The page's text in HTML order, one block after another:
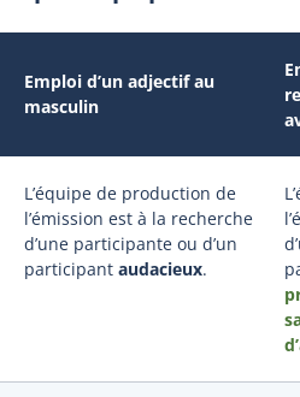
Emploi d’un adjectif au
masculin
L’équipe de production de
l’émission est à la recherche
d’une participante ou d’un
participant audacieux.